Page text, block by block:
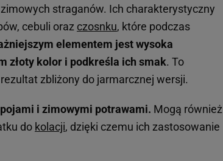
straganów. Ich charakterystyczny
cebuli oraz czosnku, które podczas
elementem jest wysoka
złoty kolor i podkreśla ich smak. To
zbliżony do jarmarcznej wersji.
i zimowymi potrawami. Mogą również
do kolacji, dzięki czemu ich zastosowanie